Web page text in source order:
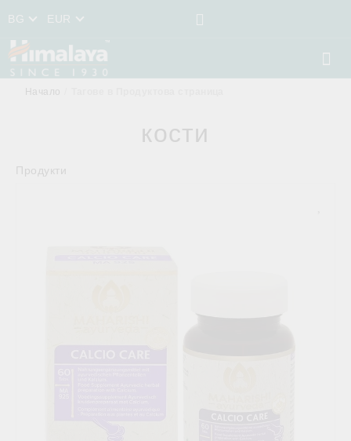
BG EUR
Начало
кости
Продукти